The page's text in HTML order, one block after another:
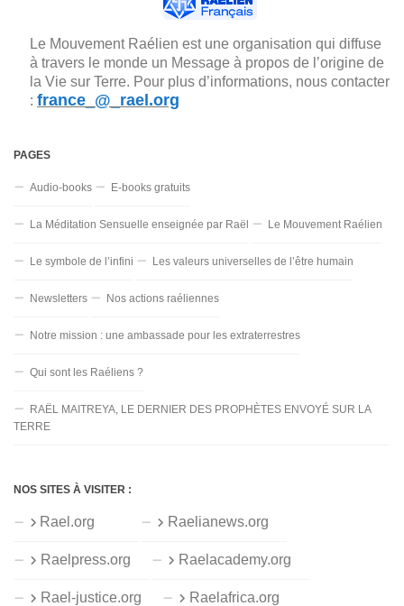
Le Mouvement Raélien est une organisation qui diffuse
à travers le monde un Message à propos de l’origine de
la Vie sur Terre. Pour plus d’informations, nous contacter
: france_@_rael.org
PAGES
Audio-books E-books gratuits
La Méditation Sensuelle enseignée par Raël Le Mouvement Raélien
Le symbole de l’infini Les valeurs universelles de l’être humain
Newsletters Nos actions raéliennes
Notre mission : une ambassade pour les extraterrestres
Qui sont les Raéliens ?
RAËL MAITREYA, LE DERNIER DES PROPHÈTES ENVOYÉ SUR LA
TERRE
NOS SITES À VISITER :
Rael.org Raelianews.org
Raelpress.org Raelacademy.org
Rael-justice.org Raelafrica.org